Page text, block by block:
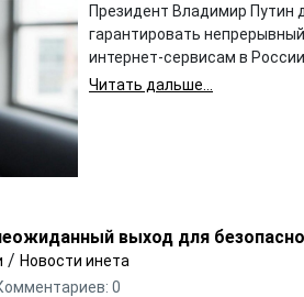
Президент Владимир Путин
гарантировать
интернет-сервисам в
Читать дальше...
выход для
/ Новости инета
0